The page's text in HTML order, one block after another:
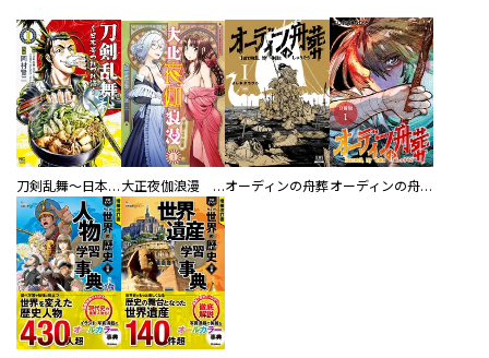
刀剣乱舞～日本号つれづれ酒～ 大正夜伽浪漫 －金曜日の花嫁—オーディンの舟葬 オーディンの舟葬 分冊版